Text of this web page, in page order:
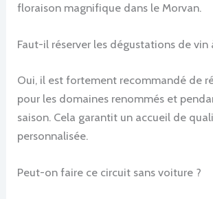
floraison magnifique dans le Morvan.
Faut-il réserver les dégustations de vin
Oui, il est fortement recommandé de
pour les domaines renommés et
saison. Cela garantit un accueil de
personnalisée.
Peut-on faire ce circuit sans voiture ?